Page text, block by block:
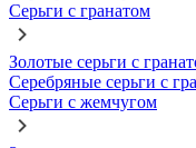
Серьги с гранатом
Золотые серьги с
Серебряные серьги с
Серьги с жемчугом